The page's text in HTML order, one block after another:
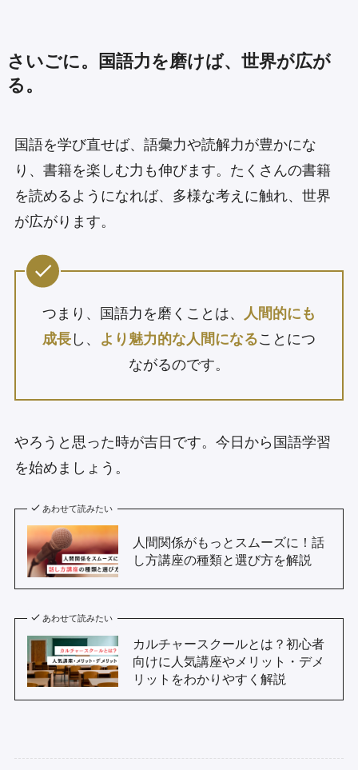
さいごに。国語力を磨けば、世界が広が
る。
国語を学び直せば、語彙力や読解力が豊かにな
り、書籍を楽しむ力も伸びます。たくさんの書籍
を読めるようになれば、多様な考えに触れ、世界
が広がります。
つまり、国語力を磨くことは、
人間的にも
成長 し、 より魅力的な人間になることにつ
ながるのです。
やろうと思った時が吉日です。今日から国語学習
を始めましょう。
あわせて読みたい
人間関係がもっとスムーズに！話
し方講座の種類と選び方を解説
あわせて読みたい
カルチャースクールとは？初心者
向けに人気講座やメリット・デメ
リットをわかりやすく解説